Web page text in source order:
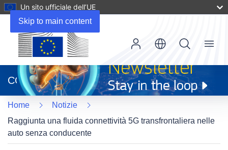
Skip to main content
Un sito ufficiale dell’UE
apre
in
una
nuova
finestra)
CORDIS
Menu
Home
Notizie
Raggiunta una fluida connettività 5G transfrontaliera nelle
auto senza conducente